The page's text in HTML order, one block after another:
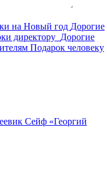
на Новый год Дорогие
директору Дорогие
Подарок человеку
Сейф «Георгий